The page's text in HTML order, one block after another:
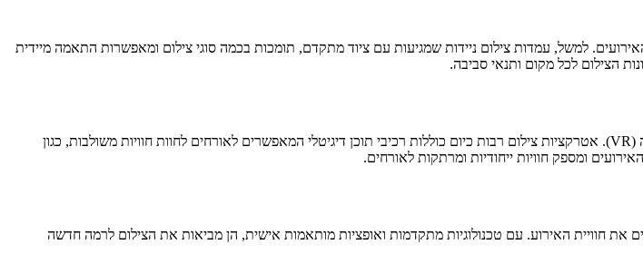
למשל, עמדות צילום ניידות שמגיעות עם ציוד מתקדם, תומכות בכמה סוגי צילום ומאפשרות התאמה מיידית
הצילום לכל מקום ותנאי סביבה.
אחת הטרנדים החדשים בתחום היא אינטגרציה עם תוכן דיגיטלי, כמו מציאות רבודה (AR) ומציאות מדומה (VR). אטרקציות צילום רבות כיום כוללות רכיבי תוכן דיגיטלי המאפשרים לאורחים לחוות חוויות משולבות, כגון
ומספק חוויות ייחודיות ומרתקות לאורחים.
את חוויית האירוע. עם טכנולוגיות מתקדמות ואופציות מותאמות אישית, הן מביאות את הצילום לרמה חדשה